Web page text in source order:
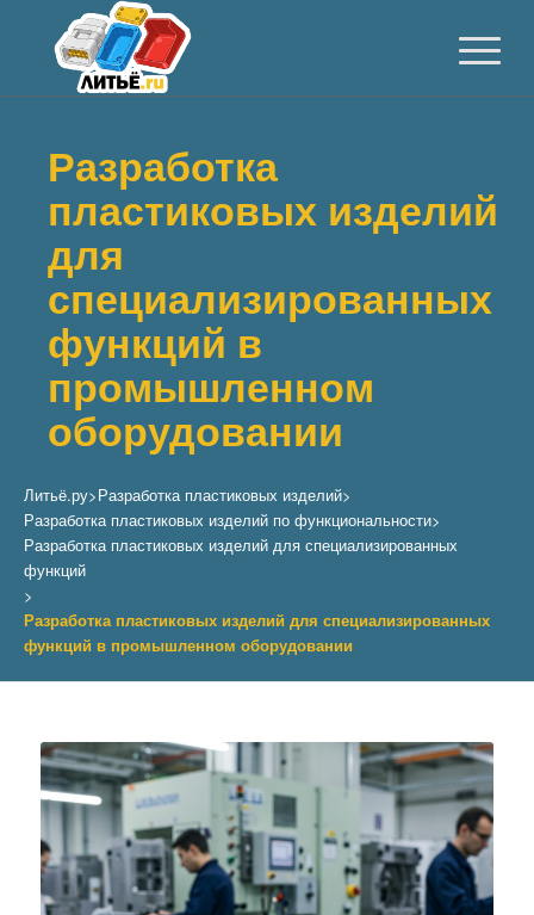
Разработка
пластиковых изделий
для
специализированных
функций в
промышленном
оборудовании
Литьё.ру>Разработка пластиковых изделий>
Разработка пластиковых изделий по функциональности>
Разработка пластиковых изделий для специализированных
функций
>
Разработка пластиковых изделий для специализированных
функций в промышленном оборудовании